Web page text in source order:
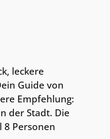
leckere
Guide von
Empfehlung:
der Stadt. Die
Personen